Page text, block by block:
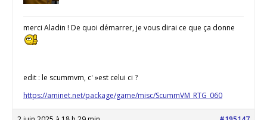
merci Aladin ! De quoi démarrer, je vous dirai ce que ça donne
edit : le scummvm, c' »est celui ci ?
https://aminet.net/package/game/misc/ScummVM_RTG_060